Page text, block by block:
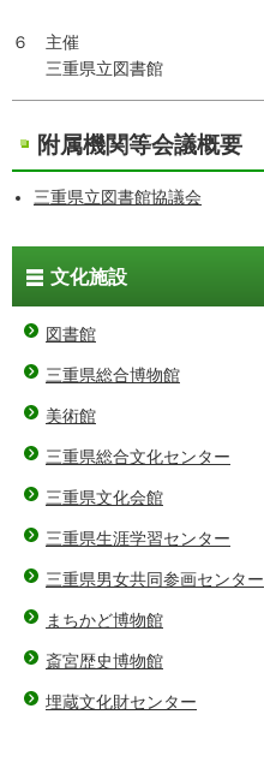
６ 主催
三重県立図書館
附属機関等会議概要
三重県立図書館協議会
文化施設
図書館
三重県総合博物館
美術館
三重県総合文化センター
三重県文化会館
三重県生涯学習センター
三重県男女共同参画センター
まちかど博物館
斎宮歴史博物館
埋蔵文化財センター